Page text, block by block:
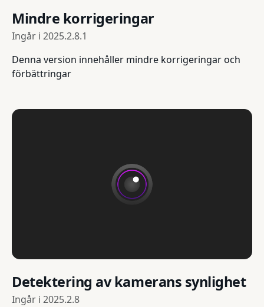
Mindre korrigeringar
Ingår i 2025.2.8.1
Denna version innehåller mindre korrigeringar och
förbättringar
Detektering av kamerans synlighet
Ingår i 2025.2.8